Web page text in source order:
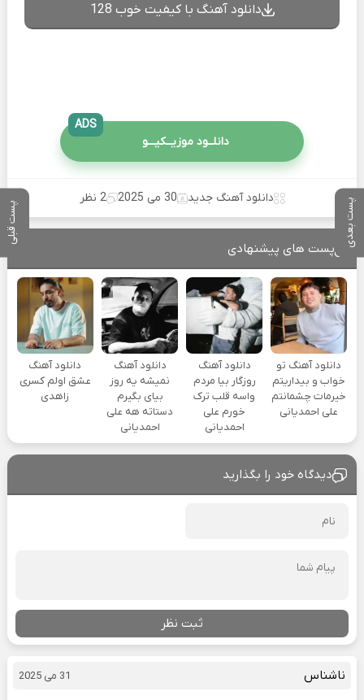
پست بعدی پست قبلی
دانلود آهنگ با کیفیت خوب 128
دانلــود موزیــکیـــو
ADS
دانلود آهنگ جدید 30 می 2025 2 نظر
پست های پیشنهادی
دانلود آهنگ تو
خواب و بیداریتم
خیرمات چشمانتم
علی احمدیانی
دانلود آهنگ
روزگار بیا مردم
واسه قلب ترک
خورم علی
احمدیانی
دانلود آهنگ
نمیشه یه روز
بیای بگیرم
دستاته هه علی
احمدیانی
دانلود آهنگ
عشق اولم کسری
زاهدی
دیدگاه خود را بگذارید
ثبت نظر
ناشناس 31 می 2025